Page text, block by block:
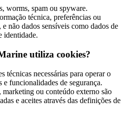
worms, spam ou spyware.
técnica, preferências ou
não dados sensíveis como dados de
identidade.
utiliza cookies?
necessárias para operar o
funcionalidades de segurança.
ou conteúdo externo são
e aceites através das definições de